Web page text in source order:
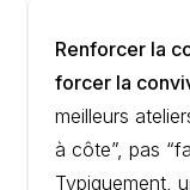
Renforcer la
forcer la
meilleurs
à côte”, pas
Typiquement,